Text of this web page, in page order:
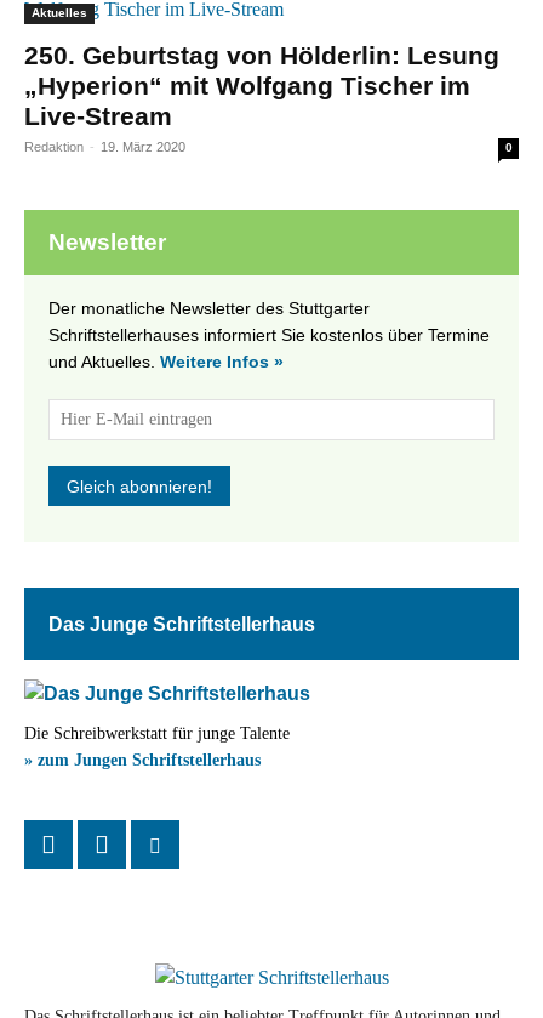
Aktuelles
250. Geburtstag von Hölderlin: Lesung
„Hyperion“ mit Wolfgang Tischer im
Live-Stream
Redaktion - 19. März 2020 0
Newsletter
Der monatliche Newsletter des Stuttgarter
Schriftstellerhauses informiert Sie kostenlos über Termine
und Aktuelles. Weitere Infos »
Das Junge Schriftstellerhaus
Die Schreibwerkstatt für junge Talente
» zum Jungen Schriftstellerhaus